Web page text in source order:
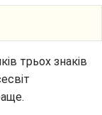
трьох знаків